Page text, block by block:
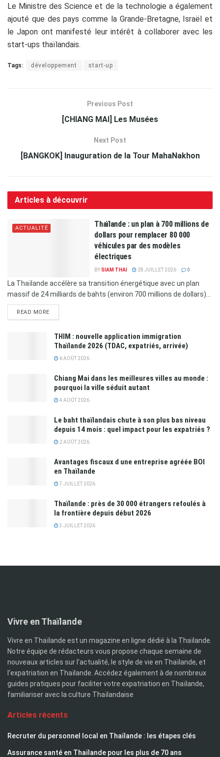
Le Ministre des Science et de la technologie a également
ajouté que des pays comme la Grande-Bretagne, Israël et
le Japon ont manifesté leur intérêt à collaborer avec les
start-ups thaïlandais.
Tags: développement start-up
Previous Post
[CHIANG MAI] Les Musées
Next Post
[BANGKOK] Inauguration de la Tour MahaNakhon
Articles à découvrir
ACTUALITÉ
Thaïlande : un plan à 700 millions de
dollars pour remplacer 80 000
véhicules par des modèles
électriques
BYSIAM THAI 28 JUILLET 2026 0
La Thaïlande accélère sa transition énergétique avec un plan
massif de 24 milliards de bahts (environ 700 millions de dollars)...
READ MORE
THIM : nouvelle application immigration
Thaïlande 2026 (TDAC, expatriés, arrivée)
6 AOÛT 2026
Chiang Mai dans les meilleures villes au monde :
pourquoi la ville séduit autant
4 AOÛT 2026
Le baht thaïlandais chute à son plus bas niveau
depuis 14 mois : quel impact pour les expatriés ?
2 AOÛT 2026
Avantages fiscaux d une entreprise agréée BOI
en Thaïlande
7 JUILLET 2026
Thaïlande : près de 30 000 étrangers refoulés à
la frontière depuis début 2026
3 JUILLET 2026
Vivre en Thaïlande
Vivre en Thaïlande est un magazine en ligne dédié à la Thaïlande.
Notre équipe de rédacteurs vous propose chaque semaine de
nouveaux articles sur l'actualité, le style de vie en Thaïlande, et
l'expatriation en Thaïlande. Accédez également à de nombreux
guides pratiques pour faciliter votre expatriation en Thaïlande,
familiariser avec la culture Thaïlandaise
Articles récents
Recruter du personnel local en Thaïlande : les étapes clés
Assurance santé en Thaïlande pour les plus de 70 ans